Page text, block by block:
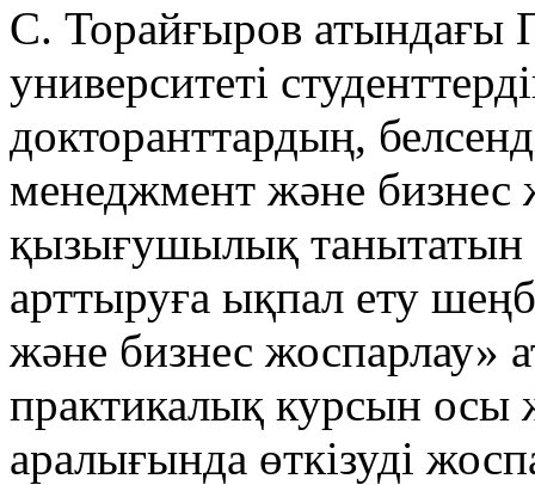
С. Торайғыров атындағы
университеті
докторанттардың,
менеджмент және бизнес
қызығушылық танытатын
арттыруға ықпал ету
және бизнес жоспарлау»
практикалық курсын
аралығында өткізуді